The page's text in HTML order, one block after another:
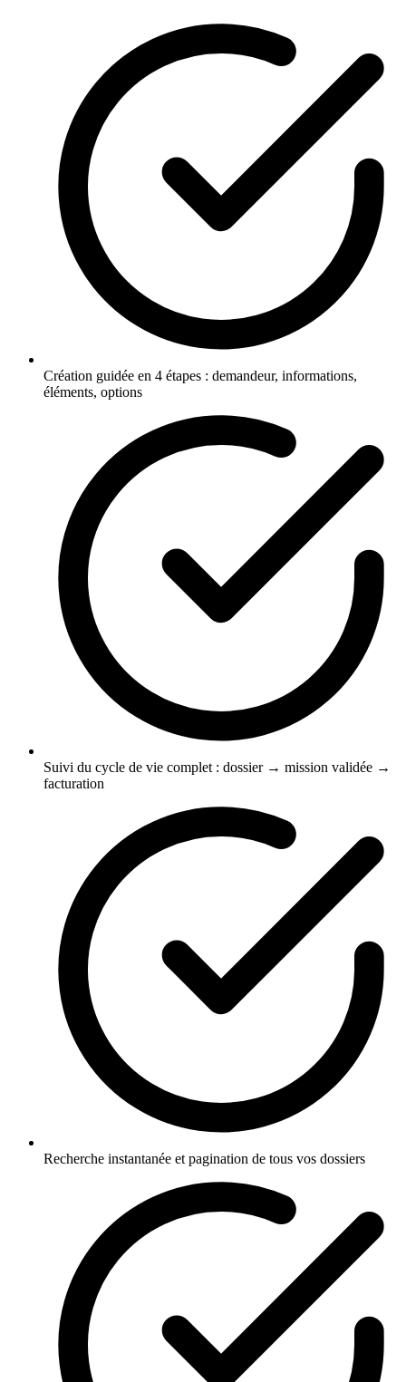
Création guidée en 4 étapes : demandeur, informations,
éléments, options
Suivi du cycle de vie complet : dossier → mission validée →
facturation
Recherche instantanée et pagination de tous vos dossiers